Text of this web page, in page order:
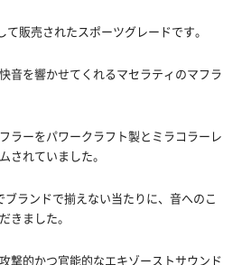
販売されたスポーツグレードです。
音を響かせてくれるマセラティのマフラ
ラーをパワークラフト製とミラコラーレ
されていました。
ランドで揃えない当たりに、音へのこ
きました。
撃的かつ官能的なエキゾーストサウンド